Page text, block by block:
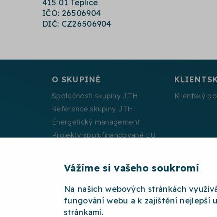
Vážíme si vašeho soukromí
Na našich webových stránkách
fungování webu a k zajištění nejlepší
stránkami.
415 01 Teplice
IČO: 26506904
DIČ: CZ26506904
O SKUPINĚ
Společnosti skupiny JTH
Reference skupiny JTH
Energetický management
Projekty spolufinancované EU
Klientský
2026 © JTHOCHRANA OSOBNÍCH ÚDAJŮ